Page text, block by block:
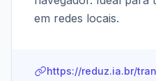
em redes locais.
https://reduz.ia.br/